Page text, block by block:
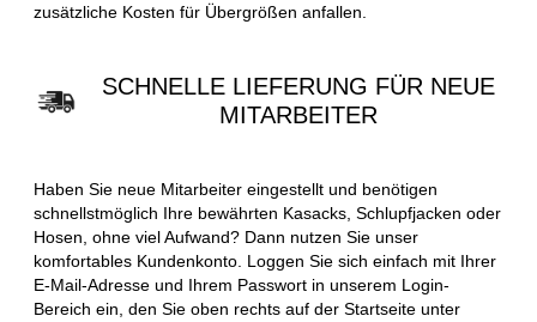
zusätzliche Kosten für Übergrößen anfallen.
SCHNELLE LIEFERUNG FÜR NEUE
MITARBEITER
Haben Sie neue Mitarbeiter eingestellt und benötigen
schnellstmöglich Ihre bewährten Kasacks, Schlupfjacken oder
Hosen, ohne viel Aufwand? Dann nutzen Sie unser
komfortables Kundenkonto. Loggen Sie sich einfach mit Ihrer
E-Mail-Adresse und Ihrem Passwort in unserem Login-
Bereich ein, den Sie oben rechts auf der Startseite unter